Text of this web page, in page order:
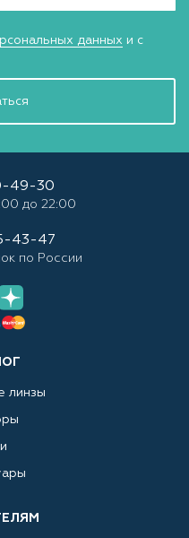
данных и с
линзы
49-30
до 22:00
43-47
по России